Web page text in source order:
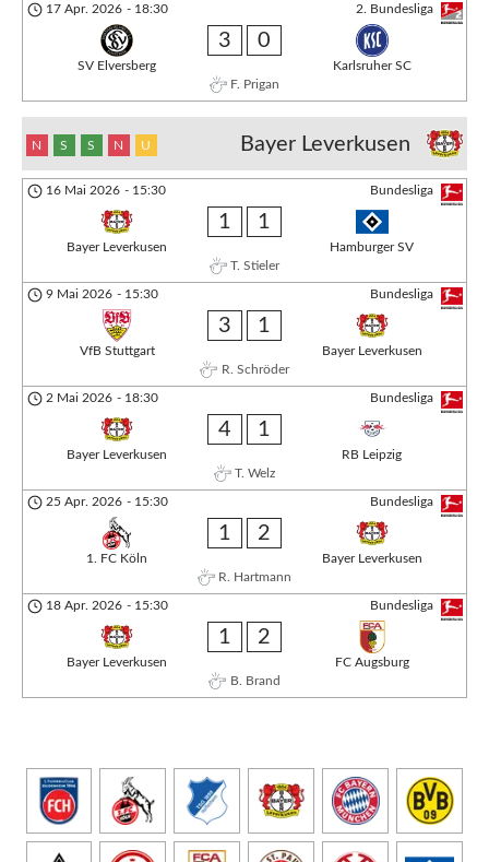
2. Bundesliga
17 Apr. 2026 - 18:30
SV Elversberg
3 0
Karlsruher SC
F. Prigan
Bayer Leverkusen
N S S N U
Bundesliga
16 Mai 2026 - 15:30
Bayer Leverkusen
1 1
Hamburger SV
T. Stieler
Bundesliga
9 Mai 2026 - 15:30
VfB Stuttgart
3 1
Bayer Leverkusen
R. Schröder
Bundesliga
2 Mai 2026 - 18:30
Bayer Leverkusen
4 1
RB Leipzig
T. Welz
Bundesliga
25 Apr. 2026 - 15:30
1. FC Köln
1 2
Bayer Leverkusen
R. Hartmann
Bundesliga
18 Apr. 2026 - 15:30
Bayer Leverkusen
1 2
FC Augsburg
B. Brand